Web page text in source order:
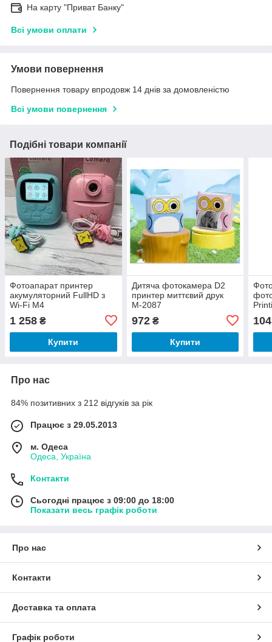
На карту "Приват Банку"
Всі умови оплати
Умови повернення
Повернення товару впродовж 14 днів за домовленістю
Всі умови повернення
Подібні товари компанії
Фотоапарат принтер
акумуляторний FullHD з
Wi-Fi М4
1 258 ₴
Купити
Дитяча фотокамера D2
принтер миттєвий друк
М-2087
972₴
Купити
104
Про нас
84% позитивних з 212 відгуків за рік
Працює з 29.05.2013
м. Одеса
Одеса, Україна
Контакти
Сьогодні працює з 09:00 до 18:00
Показати весь графік роботи
Про нас
Контакти
Доставка та оплата
Графік роботи